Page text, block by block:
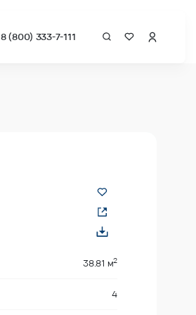
8 (800) 333-7-111
38.81 м2
4